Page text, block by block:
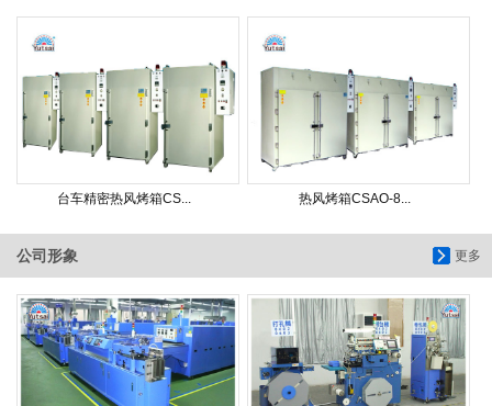
台车精密热风烤箱CS... 热风烤箱CSAO-8...
更多
公司形象